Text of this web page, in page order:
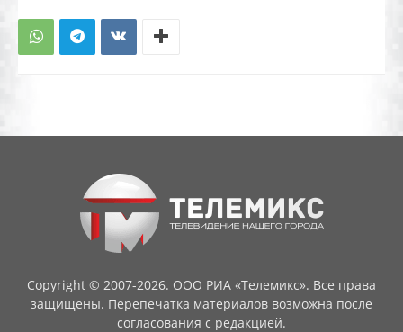
Copyright © 2007-2026. ООО РИА «Телемикс». Все права
защищены. Перепечатка материалов возможна после
согласования с редакцией.